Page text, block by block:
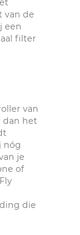
van de
een
filter
van
dan het
nóg
je
of
die